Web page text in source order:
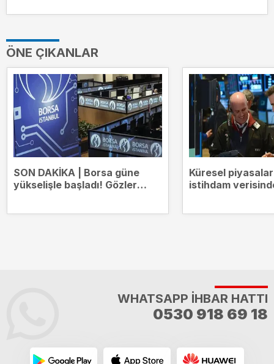
ÖNE ÇIKANLAR
SON DAKİKA | Borsa güne
yükselişle başladı! Gözler
Küresel
istihdam
WHATSAPP İHBAR HATTI
0530 918 69 18